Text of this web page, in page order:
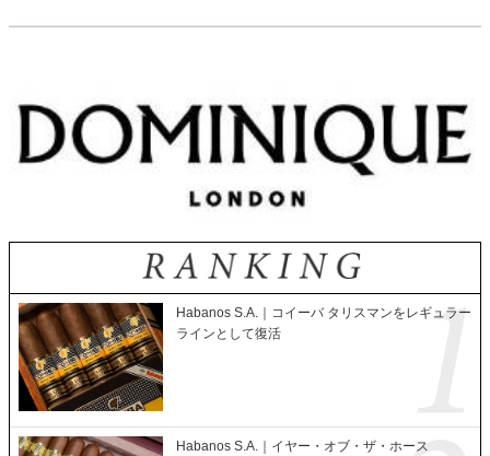
Habanos S.A.｜コイーバ タリスマンをレギュラー
ラインとして復活
Habanos S.A.｜イヤー・オブ・ザ・ホース